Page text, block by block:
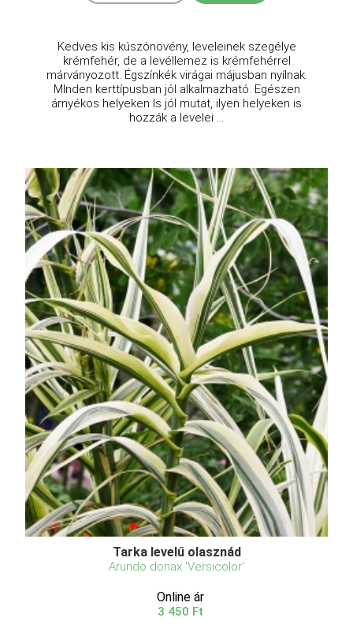
Kedves kis kúszónövény, leveleinek szegélye
krémfehér, de a levéllemez is krémfehérrel
márványozott. Égszínkék virágai májusban nyílnak.
MInden kerttípusban jól alkalmazható. Egészen
árnyékos helyeken ls jól mutat, ilyen helyeken is
hozzák a levelei ...
Tarka levelű olasznád
Arundo donax 'Versicolor'
Online ár
3 450 Ft